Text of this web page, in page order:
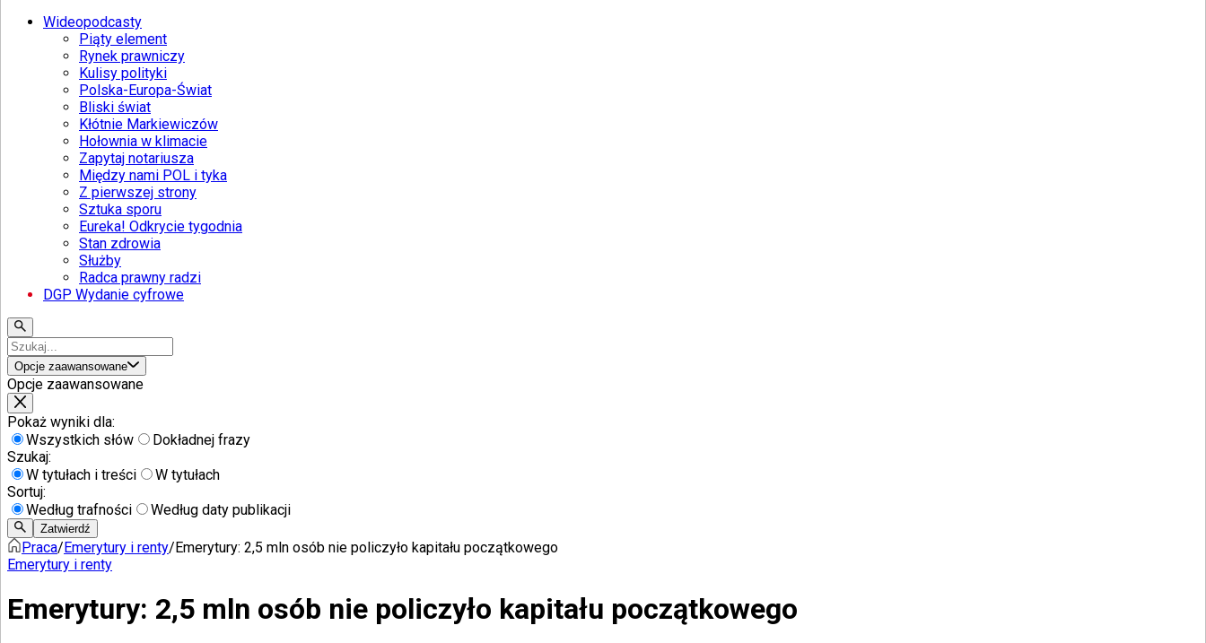
Wideopodcasty
Piąty element
Rynek prawniczy
Kulisy polityki
Polska-Europa-Świat
Bliski świat
Kłótnie Markiewiczów
Hołownia w klimacie
Zapytaj notariusza
Między nami POL i tyka
Z pierwszej strony
Sztuka sporu
Eureka! Odkrycie tygodnia
Stan zdrowia
Służby
Radca prawny radzi
DGP Wydanie cyfrowe
Opcje zaawansowane
Opcje zaawansowane
Pokaż wyniki dla:
Wszystkich słów
Dokładnej frazy
Szukaj:
W tytułach i treści
W tytułach
Sortuj:
Według trafności
Według daty publikacji
Zatwierdź
Praca/Emerytury i renty/Emerytury: 2,5 mln osób nie policzyło kapitału początkowego
Emerytury i renty
Emerytury: 2,5 mln osób nie policzyło kapitału początkowego